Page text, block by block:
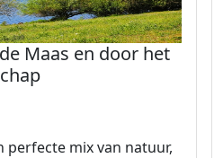
Maas en door het
perfecte mix van natuur,